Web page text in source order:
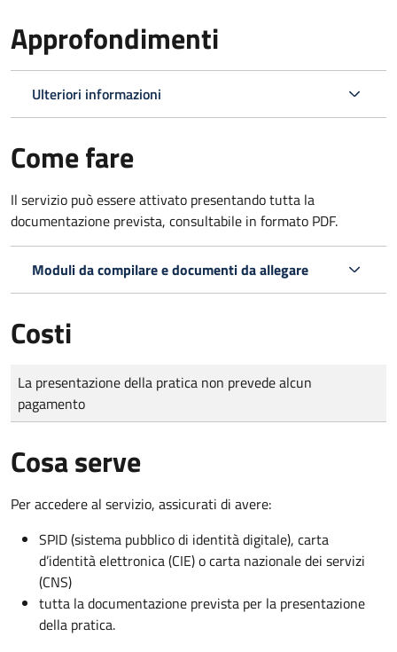
Approfondimenti
Ulteriori informazioni
Come fare
Il servizio può essere attivato presentando tutta la
documentazione prevista, consultabile in formato PDF.
Moduli da compilare e documenti da allegare
Costi
Tipo di pagamento
Importo
La presentazione della pratica non prevede alcun
pagamento
Cosa serve
Per accedere al servizio, assicurati di avere:
SPID (sistema pubblico di identità digitale), carta
d’identità elettronica (CIE) o carta nazionale dei servizi
(CNS)
tutta la documentazione prevista per la presentazione
della pratica.